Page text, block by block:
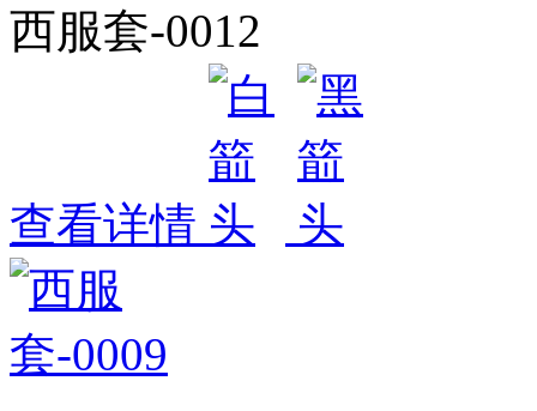
西服套-0012
查看详情